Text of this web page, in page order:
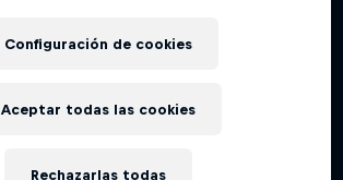
Configuración de cookies
Rechazarlas todas
Aceptar todas las cookies